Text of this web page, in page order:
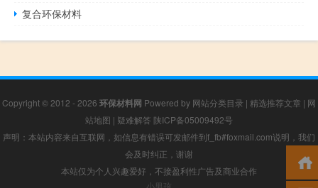
复合环保材料
Copyright © 2012 - 2026 环保材料网 Powered by 网站分类目录 | 精选推荐文章 | 网
站地图 | 疑难解答 陕ICP备05009492号
声明：本站内容来自互联网，如信息有错误可发邮件到f_fb#foxmail.com说明，我们
会及时纠正，谢谢
本站仅为个人兴趣爱好，不接盈利性广告及商业合作